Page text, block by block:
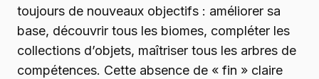
toujours de nouveaux objectifs : améliorer sa
base, découvrir tous les biomes, compléter les
collections d’objets, maîtriser tous les arbres de
compétences. Cette absence de « fin » claire